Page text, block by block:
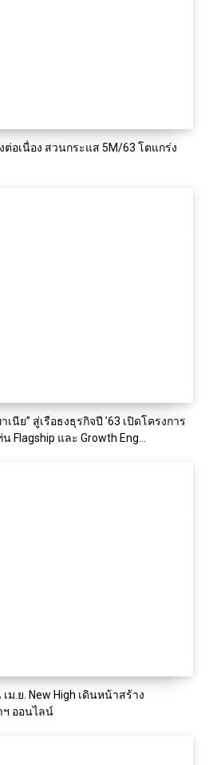
ต่อเนื่อง สวนกระแส 5M/63 โตแกร่ง
นีย” สู่เรือธงธุรกิจปี ’63 เปิดโครงการ
และ Growth Eng...
ม.ย. New High เดินหน้าสร้าง
ออนไลน์